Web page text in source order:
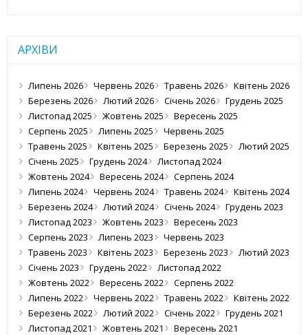
АРХІВИ
Липень 2026 Червень 2026 Травень 2026
Квітень 2026
Березень 2026
Лютий 2026 Січень 2026
Грудень 2025
Листопад 2025
Жовтень 2025
Вересень 2025
Серпень 2025
Липень 2025
Червень 2025
Травень 2025
Квітень 2025 Березень 2025
Лютий 2025
Січень 2025
Грудень 2024
Листопад 2024
Жовтень 2024
Вересень 2024
Серпень 2024
Липень 2024
Червень 2024 Травень 2024
Квітень 2024
Березень 2024
Лютий 2024 Січень 2024
Грудень 2023
Листопад 2023
Жовтень 2023
Вересень 2023
Серпень 2023
Липень 2023
Червень 2023
Травень 2023
Квітень 2023 Березень 2023
Лютий 2023
Січень 2023
Грудень 2022
Листопад 2022
Жовтень 2022
Вересень 2022
Серпень 2022
Липень 2022
Червень 2022 Травень 2022
Квітень 2022
Березень 2022
Лютий 2022 Січень 2022
Грудень 2021
Листопад 2021
Жовтень 2021
Вересень 2021